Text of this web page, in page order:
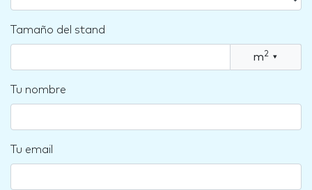
Tamaño del stand
m2 ▾
Tu nombre
Tu email